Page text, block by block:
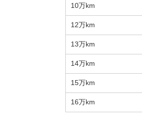
10万km
12万km
13万km
14万km
15万km
16万km